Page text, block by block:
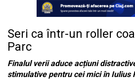
Seri ca într-un roller
Parc
Finalul verii aduce acțiuni
stimulative pentru cei mici în Iulius